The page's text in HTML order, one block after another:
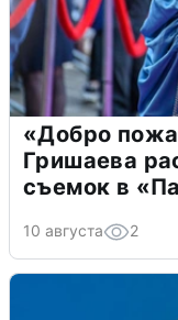
«Добро
Гришаева
съемок в
10 августа 2